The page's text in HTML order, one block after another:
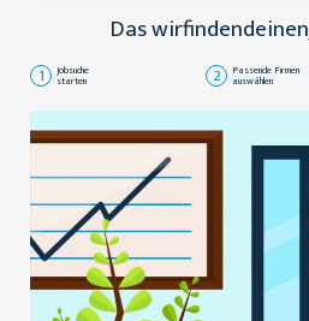
Das
1 Jobsuche
starten 2 Passende Firmen
auswählen